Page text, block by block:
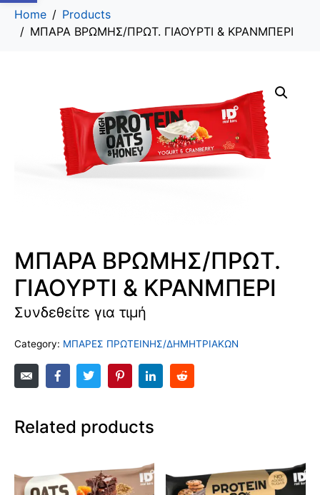
Home
Products
ΜΠΑΡΑ ΒΡΩΜΗΣ/ΠΡΩΤ. ΓΙΑΟΥΡΤΙ & ΚΡΑΝΜΠΕΡΙ
ΜΠΑΡΑ ΒΡΩΜΗΣ/ΠΡΩΤ.
ΓΙΑΟΥΡΤΙ & ΚΡΑΝΜΠΕΡΙ
Συνδεθείτε για τιμή
Category: ΜΠΑΡΕΣ ΠΡΩΤΕΙΝΗΣ/ΔΗΜΗΤΡΙΑΚΩΝ
Related products